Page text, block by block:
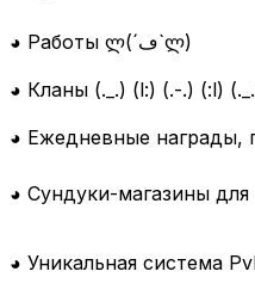
◕ Работы ლ(´ڡ`ლ)
◕ Кланы (._.) (l:) (.-.) (:l)
◕ Ежедневные награды,
◕ Уникальная система